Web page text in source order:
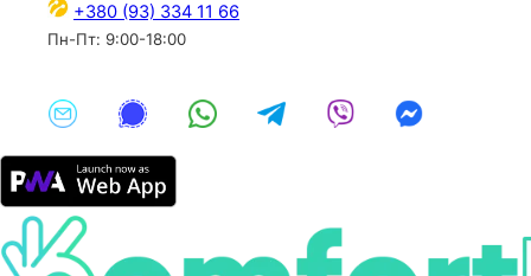
+380 (93) 334 11 66
Пн-Пт: 9:00-18:00